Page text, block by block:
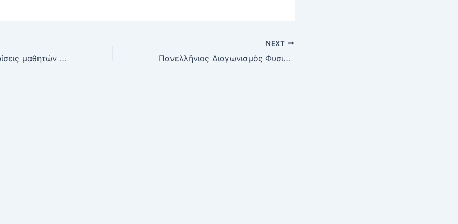
Σημαντικές διακρίσεις μαθητών του σχολείου μας στο Taekwondo
NEXT
Πανελλήνιος Διαγωνισμός Φυσικής “ΑΡΙΣΤΟΤΕΛΗΣ”